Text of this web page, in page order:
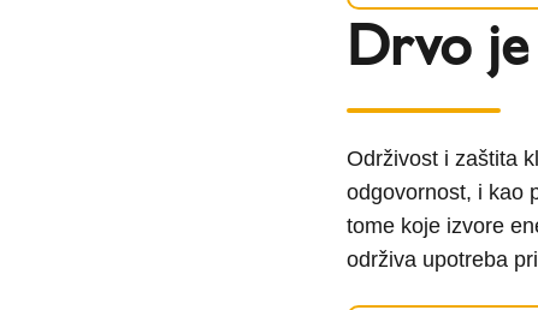
Drvo
Održivost i zaštita
odgovornost, i kao
tome koje izvore
održiva upotreba